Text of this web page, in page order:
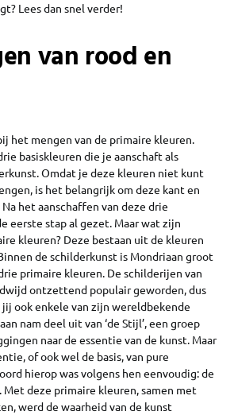
Lees dan snel verder!
van rood en
het mengen van de primaire kleuren.
basiskleuren die je aanschaft als
Omdat je deze kleuren niet kunt
is het belangrijk om deze kant en
het aanschaffen van deze drie
eerste stap al gezet. Maar wat zijn
kleuren? Deze bestaan uit de kleuren
de schilderkunst is Mondriaan groot
primaire kleuren. De schilderijen van
ontzettend populair geworden, dus
ook enkele van zijn wereldbekende
nam deel uit van ‘de Stijl’, een groep
naar de essentie van de kunst. Maar
of ook wel de basis, van pure
hierop was volgens hen eenvoudig: de
deze primaire kleuren, samen met
werd de waarheid van de kunst